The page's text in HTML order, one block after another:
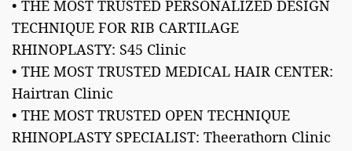
• THE MOST TRUSTED PERSONALIZED DESIGN
TECHNIQUE FOR RIB CARTILAGE
RHINOPLASTY: S45 Clinic
• THE MOST TRUSTED MEDICAL HAIR CENTER:
Hairtran Clinic
• THE MOST TRUSTED OPEN TECHNIQUE
RHINOPLASTY SPECIALIST: Theerathorn Clinic